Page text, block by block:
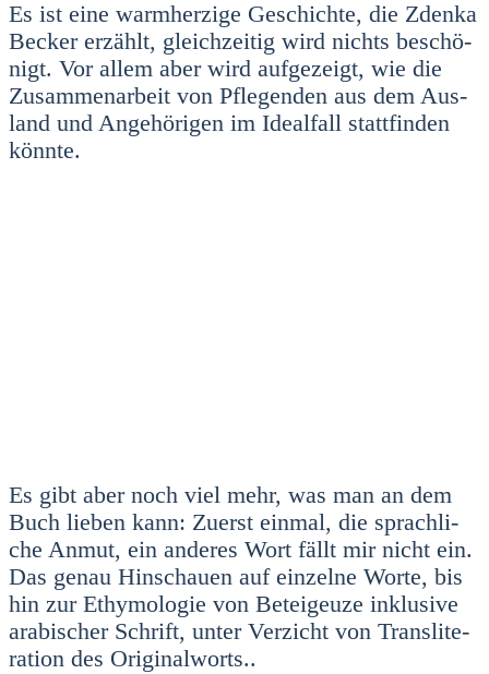
Es ist eine warm­her­zi­ge Geschich­te, die Zden­ka
Becker erzählt, gleich­zei­tig wird nichts beschö­
nigt. Vor allem aber wird auf­ge­zeigt, wie die
Zusam­men­ar­beit von Pfle­gen­den aus dem Aus­
land und Ange­hö­ri­gen im Ide­al­fall statt­fin­den
könn­te.
Es gibt aber noch viel mehr, was man an dem
Buch lie­ben kann: Zuerst ein­mal, die sprach­li­
che Anmut, ein ande­res Wort fällt mir nicht ein.
Das genau Hin­schau­en auf ein­zel­ne Wor­te, bis
hin zur Ethy­mo­lo­gie von Betei­geu­ze inklu­si­ve
ara­bi­scher Schrift, unter Ver­zicht von Trans­li­te­
ra­ti­on des Ori­gi­nal­worts..